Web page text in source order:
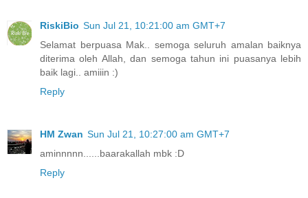
RiskiBio Sun Jul 21, 10:21:00 am GMT+7
Selamat berpuasa Mak.. semoga seluruh amalan baiknya
diterima oleh Allah, dan semoga tahun ini puasanya lebih
baik lagi.. amiiin :)
Reply
HM Zwan Sun Jul 21, 10:27:00 am GMT+7
aminnnnn......baarakallah mbk :D
Reply